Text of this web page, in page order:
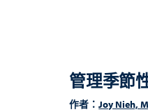
管理季節
作者：Joy Nieh,